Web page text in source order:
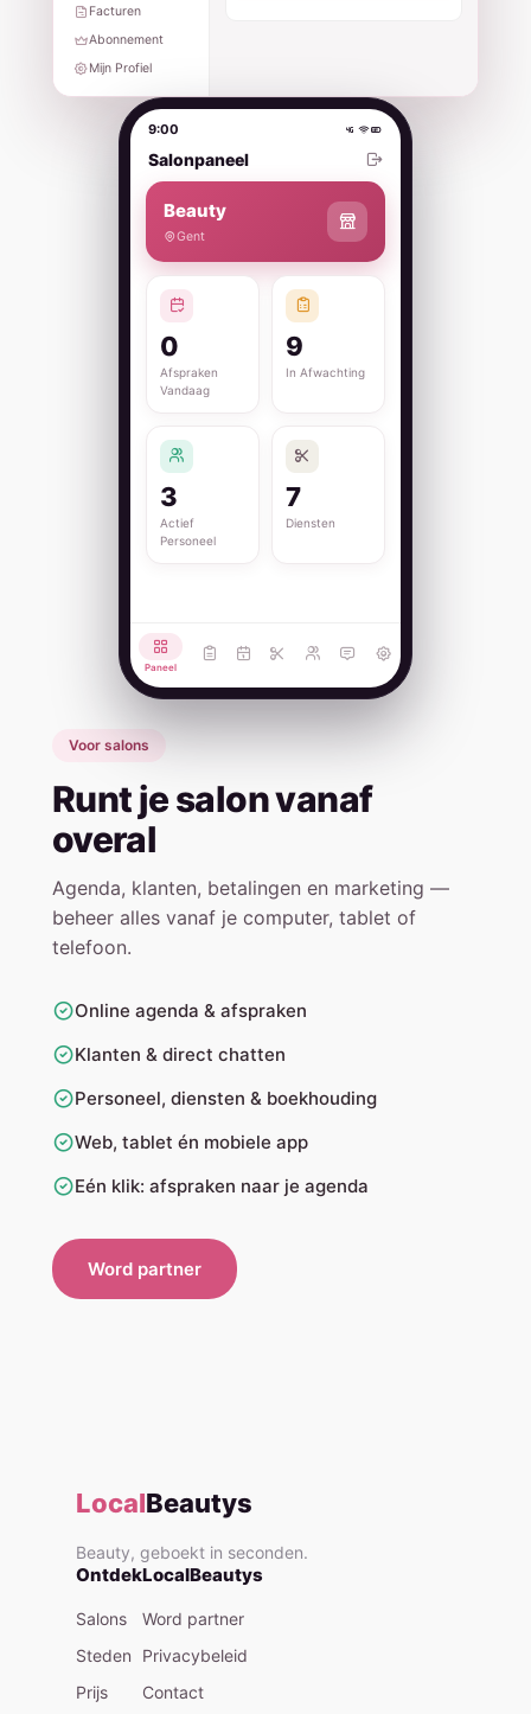
Facturen
Abonnement
Mijn Profiel
9:00
Salonpaneel
Beauty
Gent
0
Afspraken
Vandaag
9
In Afwachting
3
Actief
Personeel
7
Diensten
Paneel
Voor salons
Runt je salon vanaf
overal
Agenda, klanten, betalingen en marketing —
beheer alles vanaf je computer, tablet of
telefoon.
Online agenda & afspraken
Klanten & direct chatten
Personeel, diensten & boekhouding
Web, tablet én mobiele app
Eén klik: afspraken naar je agenda
Word partner
LocalBeautys
Beauty, geboekt in seconden.
Ontdek
Salons
Steden
Prijs
LocalBeautys
Word partner
Privacybeleid
Contact